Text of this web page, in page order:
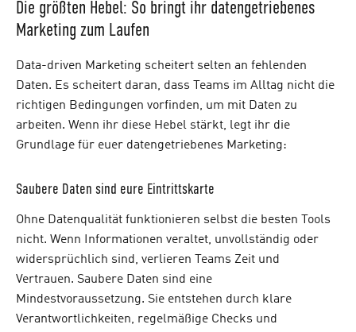
Die größten Hebel: So bringt ihr datengetriebenes
Marketing zum Laufen
Data-driven Marketing scheitert selten an fehlenden
Daten. Es scheitert daran, dass Teams im Alltag nicht die
richtigen Bedingungen vorfinden, um mit Daten zu
arbeiten. Wenn ihr diese Hebel stärkt, legt ihr die
Grundlage für euer datengetriebenes Marketing:
Saubere Daten sind eure Eintrittskarte
Ohne Datenqualität funktionieren selbst die besten Tools
nicht. Wenn Informationen veraltet, unvollständig oder
widersprüchlich sind, verlieren Teams Zeit und
Vertrauen. Saubere Daten sind eine
Mindestvoraussetzung. Sie entstehen durch klare
Verantwortlichkeiten, regelmäßige Checks und